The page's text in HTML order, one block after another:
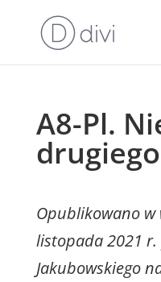
A8-Pl.
Opublikowano
listopada 2021 r.
Jakubowskiego